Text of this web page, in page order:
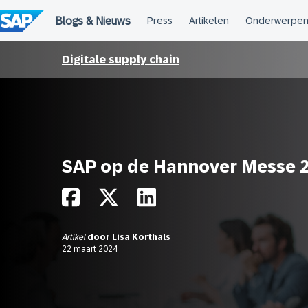
naar
de
inhoud
Digitale supply chain
SAP op de Hannover Messe
Artikel door Lisa Korthals
22 maart 2024